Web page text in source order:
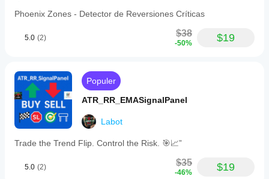
Phoenix Zones - Detector de Reversiones Críticas
5.0 (2) $38
-50% $19
Populer
ATR_RR_EMASignalPanel
Labot
Trade the Trend Flip. Control the Risk. 🎯📈”
5.0 (2) $35
-46% $19